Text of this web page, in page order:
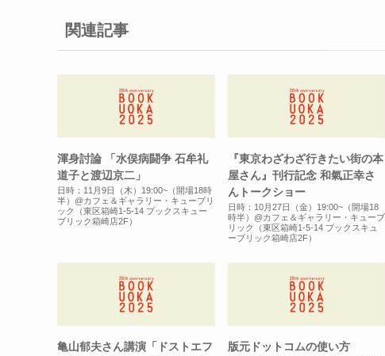
関連記事
渾身討論 「水俣病闘争 石牟礼
道子と渡辺京二」
日時：11月9日（木）19:00~（開場18時
半）@カフェ＆ギャラリー・キューブリ
ック（東区箱崎1-5-14 ブックスキュー
ブリック箱崎店2F）
『東京わざわざ行きたい街の本
屋さん』刊行記念 和氣正幸さ
んトークショー
日時：10月27日（金）19:00~（開場18
時半）@カフェ＆ギャラリー・キューブ
リック（東区箱崎1-5-14 ブックスキュ
ーブリック箱崎店2F）
亀山郁夫さん講演「ドストエフ
版元ドットコムの使い方